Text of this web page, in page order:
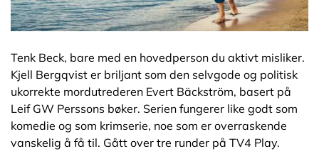
Tenk Beck, bare med en hovedperson du aktivt misliker.
Kjell Bergqvist er briljant som den selvgode og politisk
ukorrekte mordutrederen Evert Bäckström, basert på
Leif GW Perssons bøker. Serien fungerer like godt som
komedie og som krimserie, noe som er overraskende
vanskelig å få til. Gått over tre runder på TV4 Play.